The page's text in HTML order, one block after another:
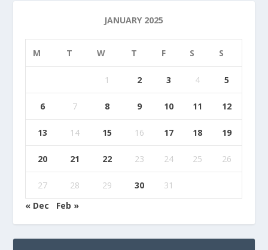
JANUARY 2025
M T W T F S S
1 2 3 4 5
6 7 8 9 10 11 12
13 14 15 16 17 18 19
20 21 22 23 24 25 26
27 28 29 30
31
« Dec
Feb »